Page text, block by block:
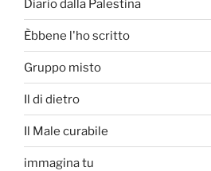
Diario dalla Palestina
Èbbene l'ho scritto
Gruppo misto
Il di dietro
Il Male curabile
immagina tu